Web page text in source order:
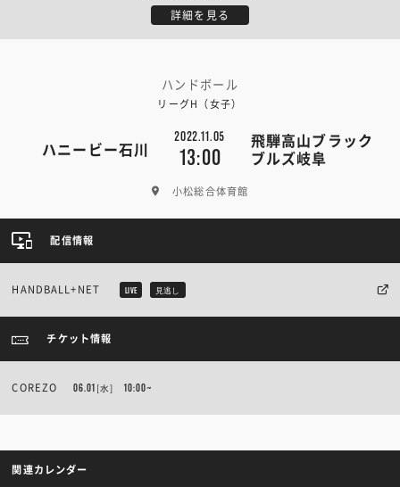
詳細を見る
ハンドボール
リーグH（女子）
ハニービー石川
2022.11.05
13:00
飛騨高山ブラック
ブルズ岐阜
小松総合体育館
配信情報
HANDBALL+NET LIVE 見逃し
チケット情報
COREZO 06.01 [水] 10:00~
関連カレンダー